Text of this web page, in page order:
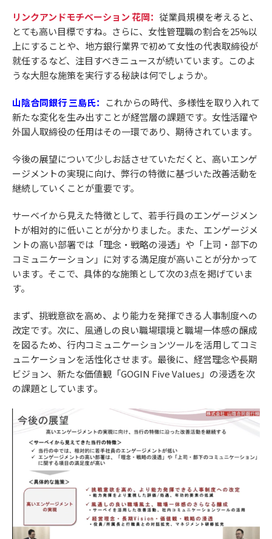
リンクアンドモチベーション 花岡： 従業員規模を考えると、
とても高い目標ですね。さらに、女性管理職の割合を25%以
上にすることや、地方銀行業界で初めて女性の代表取締役が
就任するなど、注目すべきニュースが続いています。このよ
うな大胆な施策を実行する秘訣は何でしょうか。
山陰合同銀行 三島氏： これからの時代、多様性を取り入れて
新たな変化を生み出すことが経営層の課題です。女性活躍や
外国人取締役の任用はその一環であり、期待されています。
今後の展望について少しお話させていただくと、高いエンゲ
ージメントの実現に向け、弊行の特徴に基づいた改善活動を
継続していくことが重要です。
サーベイから見えた特徴として、若手行員のエンゲージメン
トが相対的に低いことが分かりました。また、エンゲージメ
ントの高い部署では「理念・戦略の浸透」や「上司・部下の
コミュニケーション」に対する満足度が高いことが分かって
います。そこで、具体的な施策として次の3点を掲げていま
す。
まず、挑戦意欲を高め、より能力を発揮できる人事制度への
改定です。次に、風通しの良い職場環境と職場一体感の醸成
を図るため、行内コミュニケーションツールを活用してコミ
ュニケーションを活性化させます。最後に、経営理念や長期
ビジョン、新たな価値観「GOGIN Five Values」の浸透を次
の課題としています。